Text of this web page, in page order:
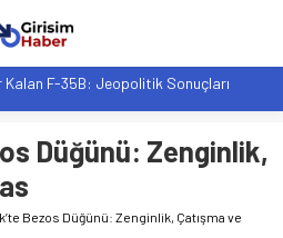
Kalan F-35B: Jeopolitik Sonuçları
Asistanlar: Elon Musk’tan Romantik Bir
Tarzı: Şehir Değişiminin Nedenleri ve
Yeni Sosyal Bağlantılar
Düğünü: Zenginlik,
Bezos Düğünü: Zenginlik, Çatışma ve